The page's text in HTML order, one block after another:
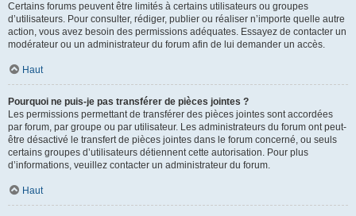
Certains forums peuvent être limités à certains utilisateurs ou groupes
d’utilisateurs. Pour consulter, rédiger, publier ou réaliser n’importe quelle autre
action, vous avez besoin des permissions adéquates. Essayez de contacter un
modérateur ou un administrateur du forum afin de lui demander un accès.
Haut
Pourquoi ne puis-je pas transférer de pièces jointes ?
Les permissions permettant de transférer des pièces jointes sont accordées
par forum, par groupe ou par utilisateur. Les administrateurs du forum ont peut-
être désactivé le transfert de pièces jointes dans le forum concerné, ou seuls
certains groupes d’utilisateurs détiennent cette autorisation. Pour plus
d’informations, veuillez contacter un administrateur du forum.
Haut